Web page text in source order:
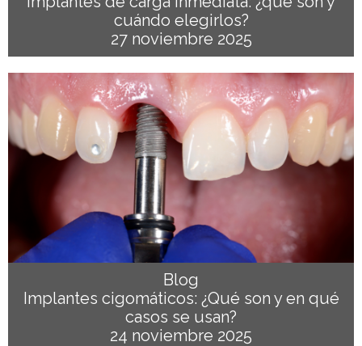
cuándo elegirlos?
27 noviembre 2025
Blog
Implantes cigomáticos: ¿Qué son y en qué
casos se usan?
24 noviembre 2025